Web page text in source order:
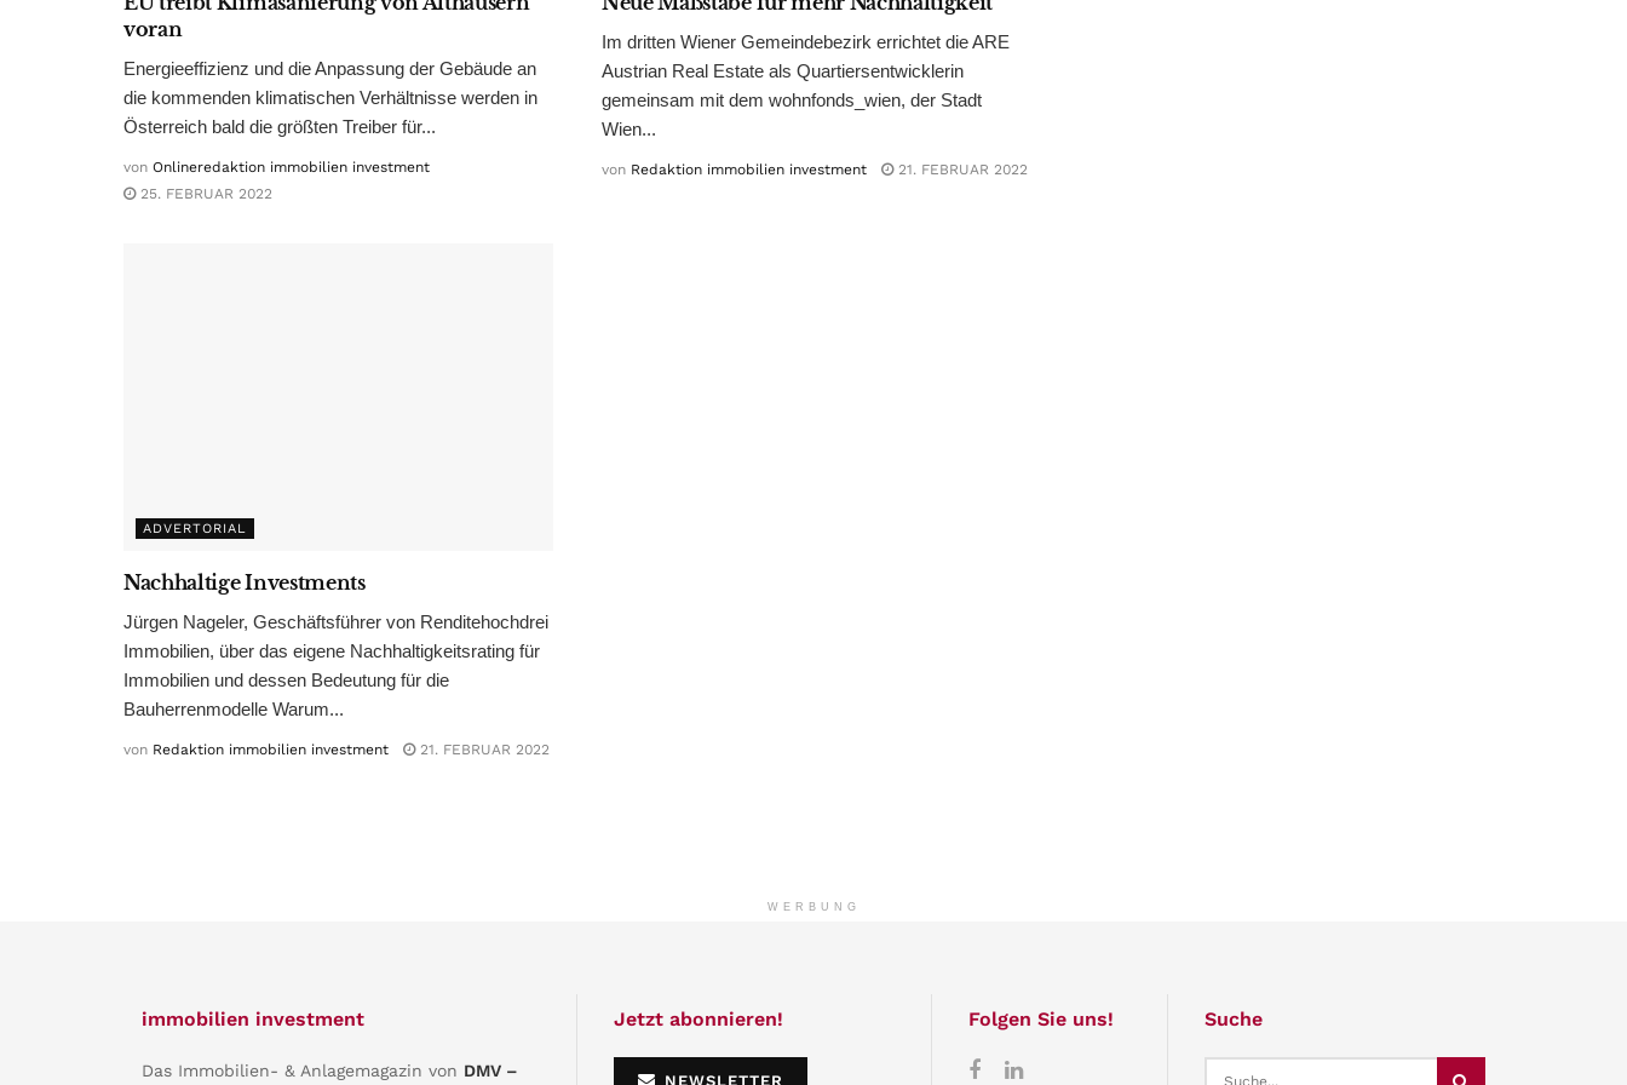
voran
Energieeffizienz und die Anpassung der Gebäude an
die kommenden klimatischen Verhältnisse werden in
Österreich bald die größten Treiber für...
von Onlineredaktion immobilien investment
25. FEBRUAR 2022
Im dritten Wiener Gemeindebezirk errichtet die ARE
Austrian Real Estate als Quartiersentwicklerin
gemeinsam mit dem wohnfonds_wien, der Stadt
Wien...
von Redaktion immobilien investment 21. FEBRUAR 2022
ADVERTORIAL
Nachhaltige Investments
Jürgen Nageler, Geschäftsführer von Renditehochdrei
Immobilien, über das eigene Nachhaltigkeitsrating für
Immobilien und dessen Bedeutung für die
Bauherrenmodelle Warum...
von Redaktion immobilien investment 21. FEBRUAR 2022
WERBUNG
immobilien investment
Das Immobilien- & Anlagemagazin von DMV –
Jetzt abonnieren!
NEWSLETTER
Folgen Sie uns! Suche